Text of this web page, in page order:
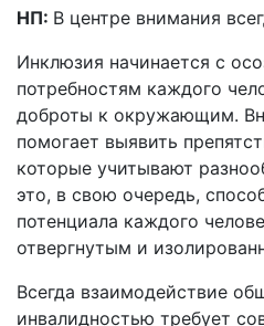
НП: В центре внимания
Инклюзия начинается с
потребностям каждого
доброты к окружающим.
помогает выявить
которые учитывают
это, в свою очередь,
потенциала каждого
отвергнутым и
Всегда взаимодействие
инвалидностью требует